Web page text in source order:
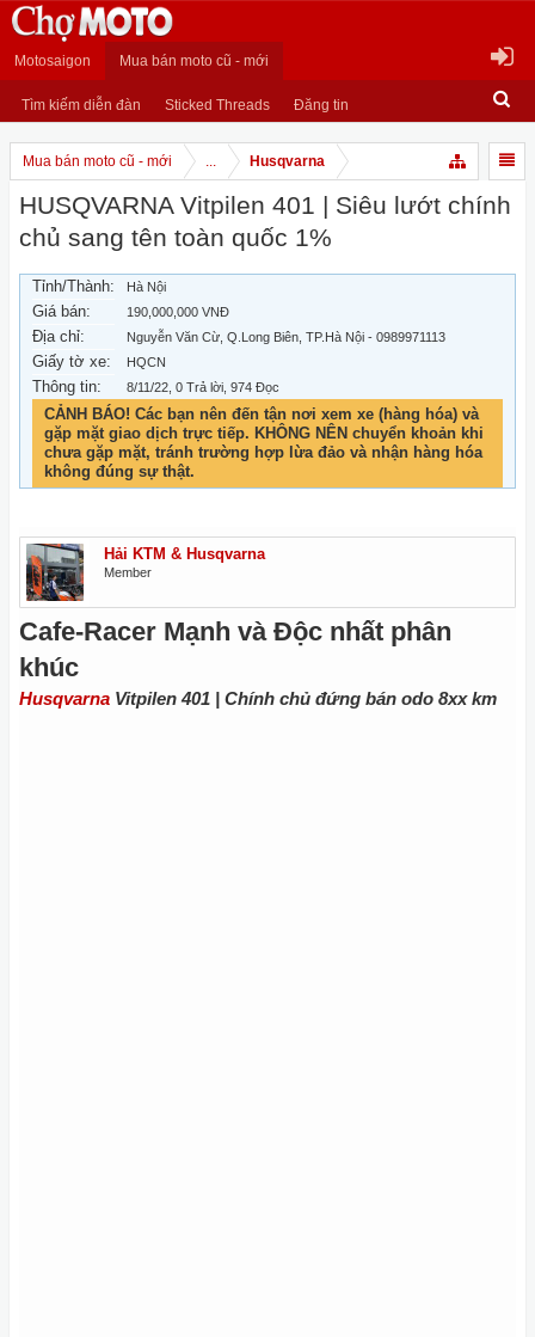
Motosaigon Mua bán moto cũ - mới
Tìm kiếm diễn đàn Sticked Threads Đăng tin
Mua bán moto cũ - mới ... Husqvarna
HUSQVARNA Vitpilen 401 | Siêu lướt chính
chủ sang tên toàn quốc 1%
Tỉnh/Thành: Hà Nội
Giá bán: 190,000,000 VNĐ
Địa chỉ: Nguyễn Văn Cừ, Q.Long Biên, TP.Hà Nội - 0989971113
Giấy tờ xe: HQCN
Thông tin: 8/11/22 , 0 Trả lời, 974 Đọc
CẢNH BÁO! Các bạn nên đến tận nơi xem xe (hàng hóa) và
gặp mặt giao dịch trực tiếp. KHÔNG NÊN chuyển khoản khi
chưa gặp mặt, tránh trường hợp lừa đảo và nhận hàng hóa
không đúng sự thật.
Hải KTM & Husqvarna
Member
Cafe-Racer Mạnh và Độc nhất phân
khúc
Husqvarna Vitpilen 401 | Chính chủ đứng bán odo 8xx km